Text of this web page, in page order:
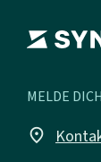
MELDE
place